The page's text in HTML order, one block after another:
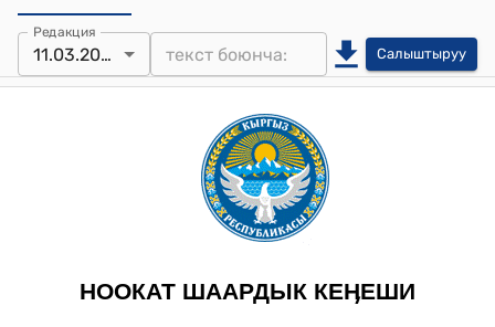
Редакция
11.03.2025 Салыштыруу